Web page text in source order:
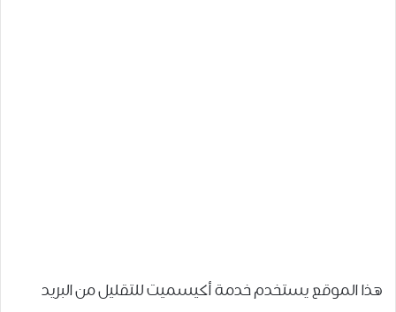
هذا الموقع يستخدم خدمة أكيسميت للتقليل من البريد